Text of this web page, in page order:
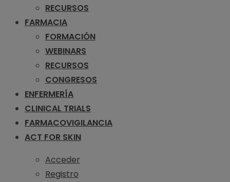
RECURSOS
FARMACIA
FORMACIÓN
WEBINARS
RECURSOS
CONGRESOS
ENFERMERÍA
CLINICAL TRIALS
FARMACOVIGILANCIA
ACT FOR SKIN
Acceder
Registro